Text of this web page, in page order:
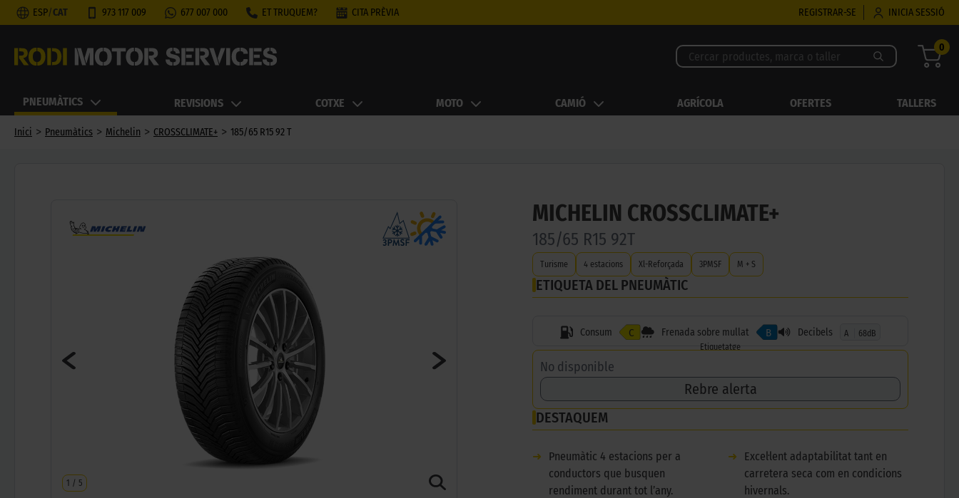
ESP/CAT 973 117 009 677 007 000 ET TRUQUEM? CITA PRÈVIA REGISTRAR-SE INICIA SESSIÓ
0
PNEUMÀTICS REVISIONS COTXE MOTO CAMIÓ AGRÍCOLA OFERTES TALLERS
Inici > Pneumàtics > Michelin > CROSSCLIMATE+ > 185/65 R15 92 T
1 / 5
MICHELIN CROSSCLIMATE+
185/65 R15 92T
Turisme 4 estacions Xl-Reforçada 3PMSF M + S
ETIQUETA DEL PNEUMÀTIC
Consum C Frenada sobre mullat B Decibels A
68dB
Etiquetatge
No disponible
Rebre alerta
DESTAQUEM
➜
Pneumàtic 4 estacions per a
conductors que busquen
rendiment durant tot l’any.
➜
Excel·lent adaptabilitat tant en
carretera seca com en condicions
hivernals.